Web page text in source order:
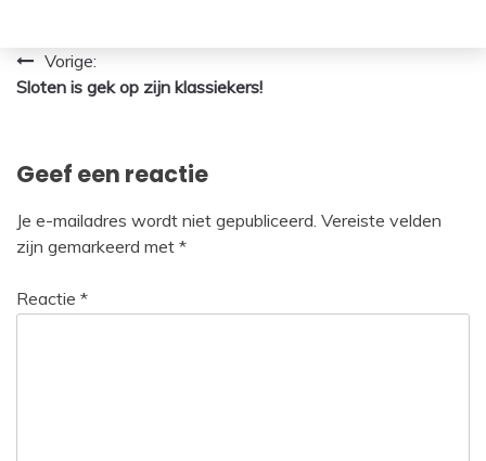
Bericht
navigatie
Vorige:
Sloten is gek op zijn klassiekers!
Geef een reactie
Je e-mailadres wordt niet gepubliceerd. Vereiste velden
zijn gemarkeerd met *
Reactie *